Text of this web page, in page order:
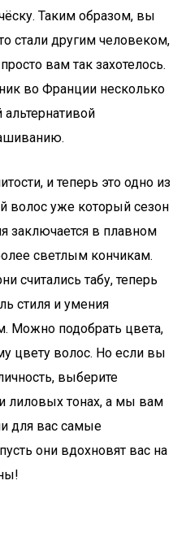
Таким образом, вы
стали другим человеком,
вам так захотелось.
во Франции несколько
альтернативой
и теперь это одно из
волос уже который сезон
заключается в плавном
светлым кончикам.
считались табу, теперь
стиля и умения
Можно подобрать цвета,
цвету волос. Но если вы
выберите
лиловых тонах, а мы вам
для вас самые
они вдохновят вас на